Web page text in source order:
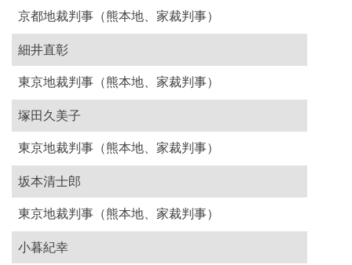
京都地裁判事（熊本地、家裁判事）
細井直彰
東京地裁判事（熊本地、家裁判事）
塚田久美子
東京地裁判事（熊本地、家裁判事）
坂本清士郎
東京地裁判事（熊本地、家裁判事）
小暮紀幸